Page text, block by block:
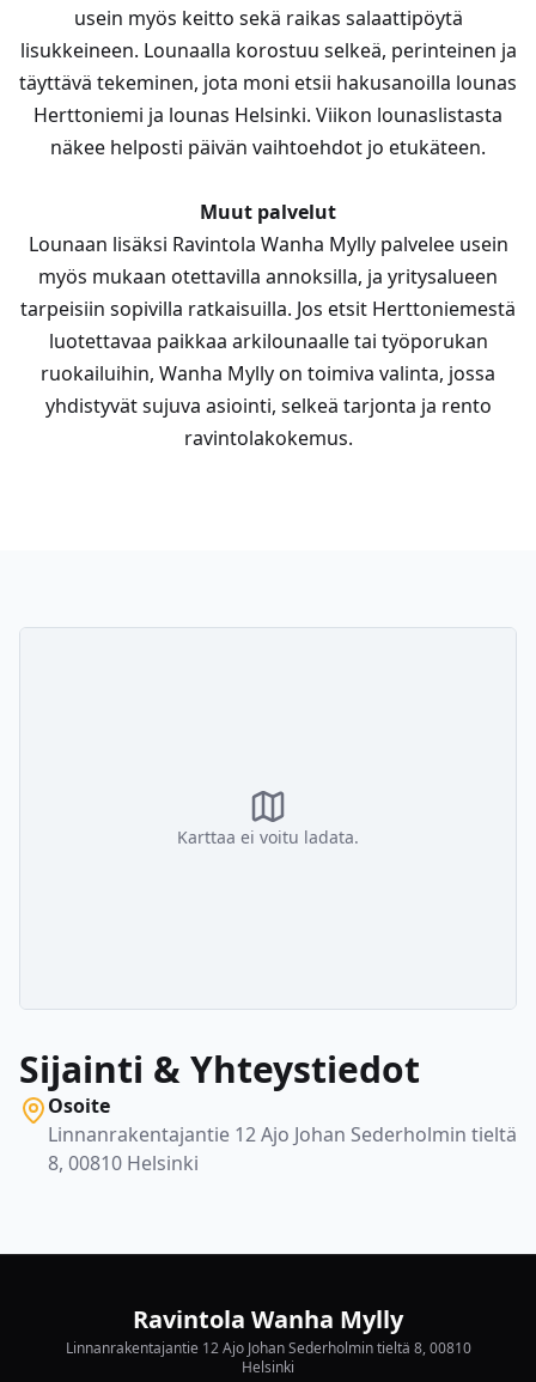
usein myös keitto sekä raikas salaattipöytä
lisukkeineen. Lounaalla korostuu selkeä, perinteinen ja
täyttävä tekeminen, jota moni etsii hakusanoilla lounas
Herttoniemi ja lounas Helsinki. Viikon lounaslistasta
näkee helposti päivän vaihtoehdot jo etukäteen.
Muut palvelut
Lounaan lisäksi Ravintola Wanha Mylly palvelee usein
myös mukaan otettavilla annoksilla, ja yritysalueen
tarpeisiin sopivilla ratkaisuilla. Jos etsit Herttoniemestä
luotettavaa paikkaa arkilounaalle tai työporukan
ruokailuihin, Wanha Mylly on toimiva valinta, jossa
yhdistyvät sujuva asiointi, selkeä tarjonta ja rento
ravintolakokemus.
Karttaa ei voitu ladata.
Sijainti & Yhteystiedot
Osoite
Linnanrakentajantie 12 Ajo Johan Sederholmin tieltä
8, 00810 Helsinki
Ravintola Wanha Mylly
Linnanrakentajantie 12 Ajo Johan Sederholmin tieltä 8, 00810
Helsinki